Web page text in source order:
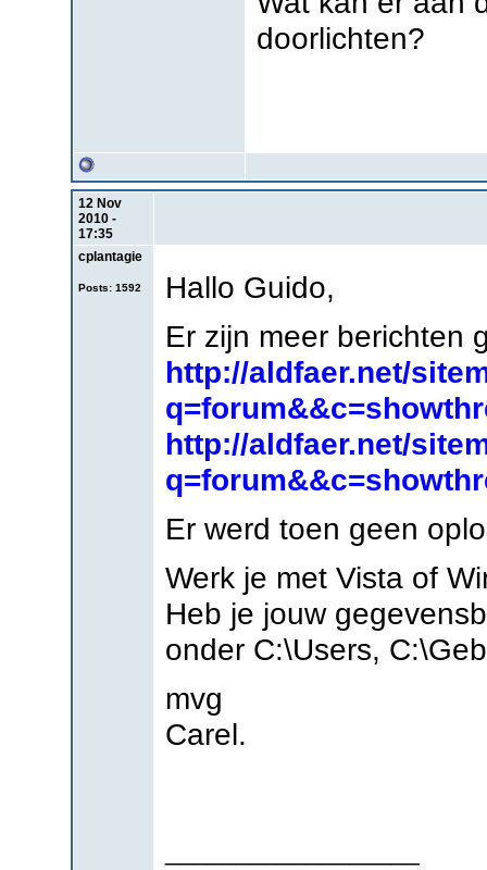
doorlichten?
12 Nov
2010 -
17:35
cplantagie
Posts: 1592
Hallo Guido,
Er zijn meer berichten
http://aldfaer.net/
http://aldfaer.net/
Er werd toen geen
Werk je met Vista of
Heb je jouw
onder C:\Users,
mvg
Carel.